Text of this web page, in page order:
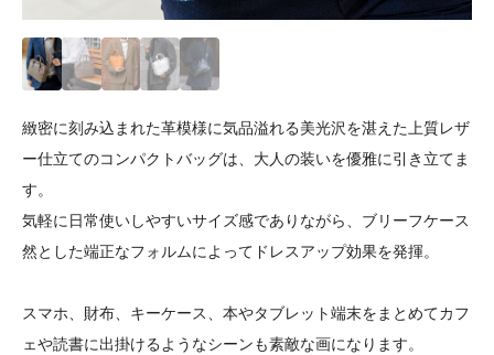
緻密に刻み込まれた革模様に気品溢れる美光沢を湛えた上質レザ
ー仕立てのコンパクトバッグは、大人の装いを優雅に引き立てま
す。
気軽に日常使いしやすいサイズ感でありながら、ブリーフケース
然とした端正なフォルムによってドレスアップ効果を発揮。
スマホ、財布、キーケース、本やタブレット端末をまとめてカフ
ェや読書に出掛けるようなシーンも素敵な画になります。